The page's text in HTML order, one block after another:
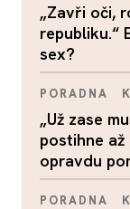
„Zavři oči,
republiku.“
sex?
PORADNA
„Už zase
postihne
opravdu
PORADNA